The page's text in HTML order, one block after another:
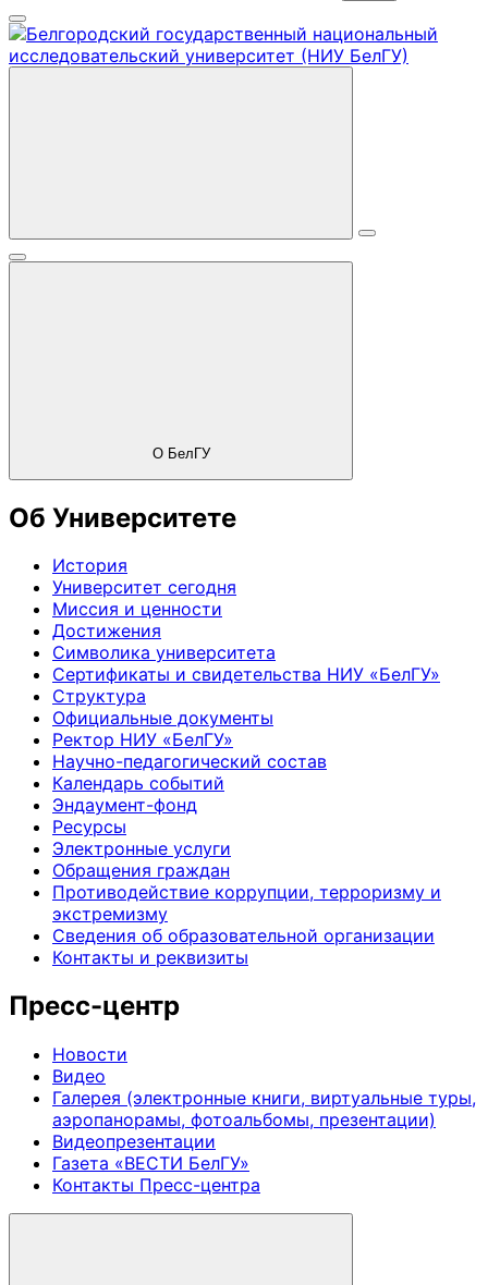
О БелГУ
Об Университете
История
Университет сегодня
Миссия и ценности
Достижения
Символика университета
Сертификаты и свидетельства НИУ «БелГУ»
Структура
Официальные документы
Ректор НИУ «БелГУ»
Научно-педагогический состав
Календарь событий
Эндаумент-фонд
Ресурсы
Электронные услуги
Обращения граждан
Противодействие коррупции, терроризму и
экстремизму
Сведения об образовательной организации
Контакты и реквизиты
Пресс-центр
Новости
Видео
Галерея (электронные книги, виртуальные туры,
аэропанорамы, фотоальбомы, презентации)
Видеопрезентации
Газета «ВЕСТИ БелГУ»
Контакты Пресс-центра